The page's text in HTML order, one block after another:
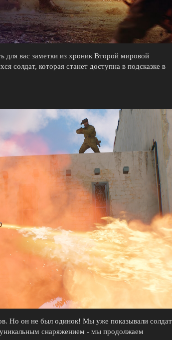
вас заметки из хроник Второй мировой
которая станет доступна в подсказке в
Но он не был одинок! Мы уже показывали солдат
снаряжением - мы продолжаем